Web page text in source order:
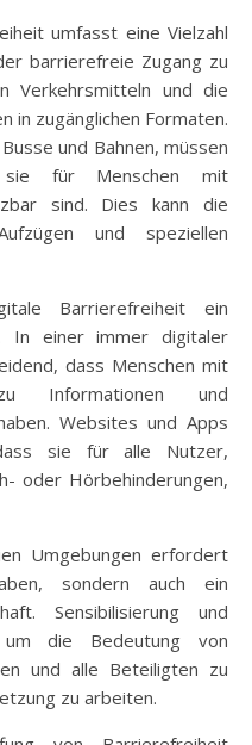
umfasst eine Vielzahl
barrierefreie Zugang zu
Verkehrsmitteln und die
in zugänglichen Formaten.
und Bahnen, müssen
für Menschen mit
sind. Dies kann die
und speziellen
Barrierefreiheit ein
In einer immer digitaler
dass Menschen mit
Informationen und
Websites und Apps
sie für alle Nutzer,
oder Hörbehinderungen,
Umgebungen erfordert
sondern auch ein
Sensibilisierung und
um die Bedeutung von
und alle Beteiligten zu
zu arbeiten.